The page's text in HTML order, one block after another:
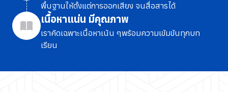
พื้นฐานให้ตั้งแต่การออกเสียง จนสื่อสารได้
เนื้อหาแน่น มีคุณภาพ
เราคัดเฉพาะเนื้อหาเน้น ๆพร้อมความเข้มข้นทุกบท
เรียน